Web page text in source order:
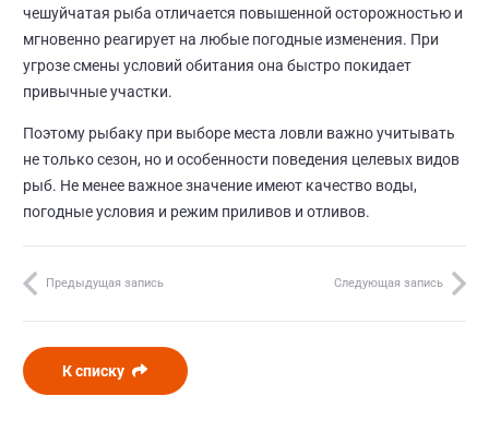
чешуйчатая рыба отличается повышенной осторожностью и
мгновенно реагирует на любые погодные изменения. При
угрозе смены условий обитания она быстро покидает
привычные участки.
Поэтому рыбаку при выборе места ловли важно учитывать
не только сезон, но и особенности поведения целевых видов
рыб. Не менее важное значение имеют качество воды,
погодные условия и режим приливов и отливов.
Предыдущая запись Следующая запись
К списку